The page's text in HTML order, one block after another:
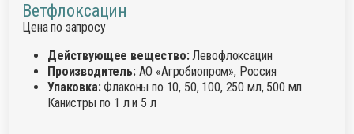
Ветфлоксацин
Цена по запросу
Действующее вещество:Левофлоксацин
Производитель:АО «Агробиопром», Россия
Упаковка:Флаконы по 10, 50, 100, 250 мл, 500 мл.
Канистры по 1 л и 5 л